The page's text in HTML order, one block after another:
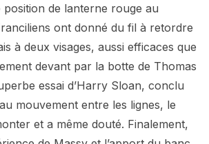
position de lanterne rouge au
ont donné du fil à retordre
à deux visages, aussi efficaces que
devant par la botte de Thomas
essai d’Harry Sloan, conclu
mouvement entre les lignes, le
et a même douté. Finalement,